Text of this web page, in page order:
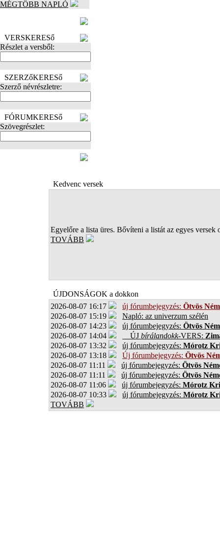
MÉGTÖBB NAPLÓ
VERSKERESő
Részlet a versből:
SZERZőKERESő
Szerző névrészletre:
FÓRUMKERESő
Szövegrészlet:
Kedvenc versek
Egyelőre a lista üres. Bővíteni a listát az egyes versek
TOVÁBB
ÚJDONSÁGOK a dokkon
2026-08-07 16:17
új fórumbejegyzés: Ötvös
2026-08-07 15:19
Napló: az univerzum szélén
2026-08-07 14:23
új fórumbejegyzés: Ötvös
2026-08-07 14:04
ÚJ bírálandokk-VERS:
2026-08-07 13:32
új fórumbejegyzés: Mórotz
2026-08-07 13:18
Új fórumbejegyzés: Ötvös
2026-08-07 11:11
új fórumbejegyzés: Ötvös
2026-08-07 11:11
új fórumbejegyzés: Ötvös
2026-08-07 11:06
új fórumbejegyzés: Mórotz
2026-08-07 10:33
új fórumbejegyzés: Mórotz
TOVÁBB